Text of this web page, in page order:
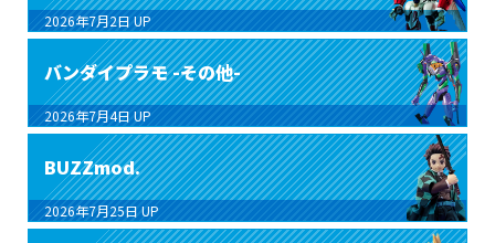
2026年7月2日 UP
バンダイプラモ -その他-
2026年7月4日 UP
BUZZmod.
2026年7月25日 UP